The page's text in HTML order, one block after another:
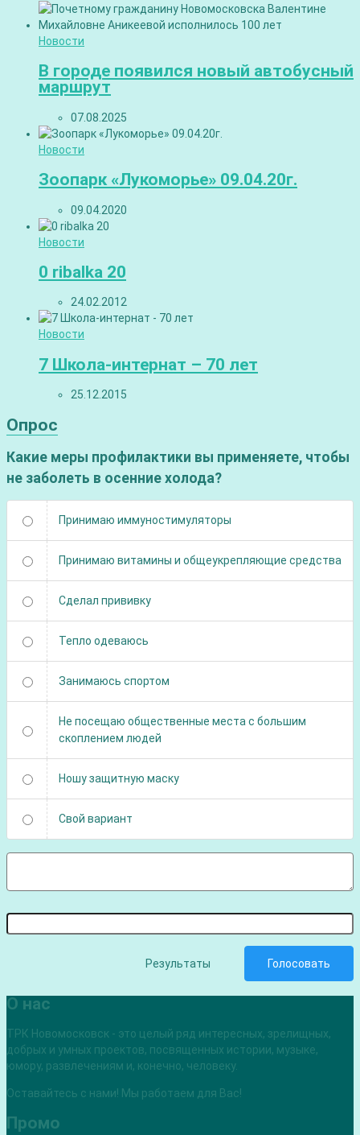
Новости
В городе появился новый автобусный
маршрут
07.08.2025
Новости
Зоопарк «Лукоморье» 09.04.20г.
09.04.2020
Новости
0 ribalka 20
24.02.2012
Новости
7 Школа-интернат – 70 лет
25.12.2015
Опрос
Какие меры профилактики вы применяете, чтобы
не заболеть в осенние холода?
Принимаю иммуностимуляторы
Принимаю витамины и общеукрепляющие средства
Сделал прививку
Тепло одеваюсь
Занимаюсь спортом
Не посещаю общественные места с большим
скоплением людей
Ношу защитную маску
Свой вариант
Результаты Голосовать
О нас
ТРК Новомосковск - это целый ряд интересных, зрелищных,
добрых и умных проектов, посвященных истории, музыке,
юмору, развлечениям и, конечно, человеку.
Оставайтесь с нами! Мы работаем для Вас!
Промо